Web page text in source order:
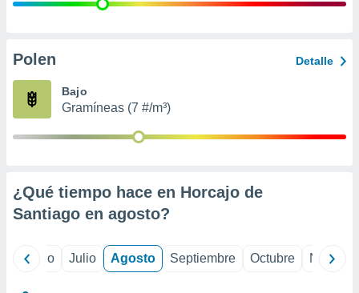
publicidad
de
Polen Detalle
Bajo
Gramíneas (7 #/m³)
¿Qué tiempo hace en Horcajo de
Santiago en agosto?
Junio Julio Agosto Septiembre Octubre